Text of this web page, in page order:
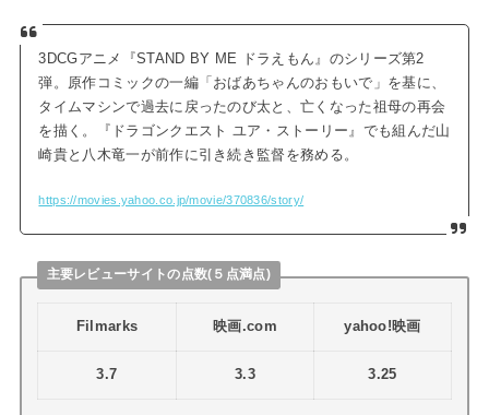
3DCGアニメ『STAND BY ME ドラえもん』のシリーズ第2
弾。原作コミックの一編「おばあちゃんのおもいで」を基に、
タイムマシンで過去に戻ったのび太と、亡くなった祖母の再会
を描く。『ドラゴンクエスト ユア・ストーリー』でも組んだ山
崎貴と八木竜一が前作に引き続き監督を務める。
https://movies.yahoo.co.jp/movie/370836/story/
主要レビューサイトの点数(５点満点)
Filmarks 映画.com yahoo!映画
3.7 3.3 3.25